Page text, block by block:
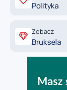
Polityka
Zobacz
Bruksela